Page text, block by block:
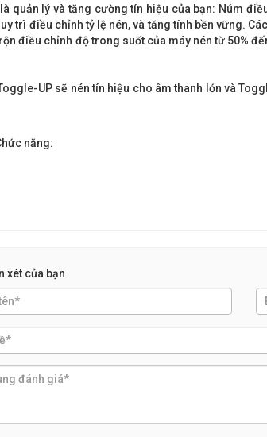
quản lý và tăng cường tín hiệu của bạn: Núm
trì điều chỉnh tỷ lệ nén, và tăng tính bền vững.
điều chỉnh độ trong suốt của máy nén từ 50%
UP sẽ nén tín hiệu cho âm thanh lớn và
năng:
xét của bạn